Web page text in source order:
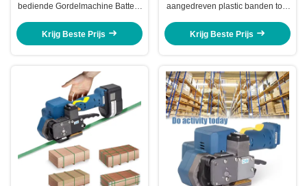
bediende Gordelmachine Batterij
Krijg Beste Prijs
aangedreven plastic banden tool
Krijg Beste Prijs